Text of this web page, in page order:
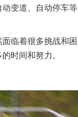
变道、自动停车等
临着很多挑战和困
时间和努力。